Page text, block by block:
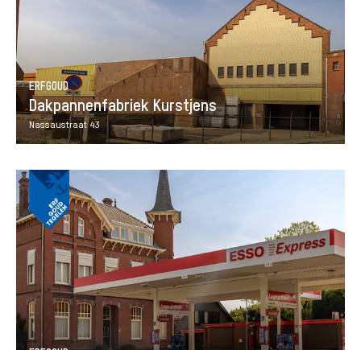
ERFGOUD
Dakpannenfabriek Kurstjens
Nassaustraat 43